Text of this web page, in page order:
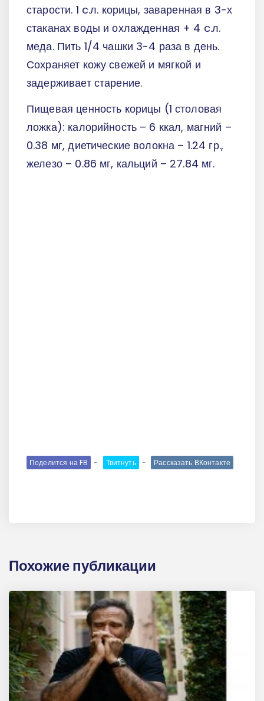
старости. 1 c.л. корицы, заваренная в 3-х
стаканах воды и охлажденная + 4 c.л.
меда. Пить 1/4 чашки 3-4 раза в день.
Сохраняет кожу свежей и мягкой и
задерживает старение.
Пищевая ценность корицы (1 столовая
ложка): калорийность – 6 ккал, магний –
0.38 мг, диетические волокна – 1.24 гр.,
железо – 0.86 мг, кальций – 27.84 мг.
Поделится на FB Твитнуть Рассказать ВКонтакте
Похожие публикации